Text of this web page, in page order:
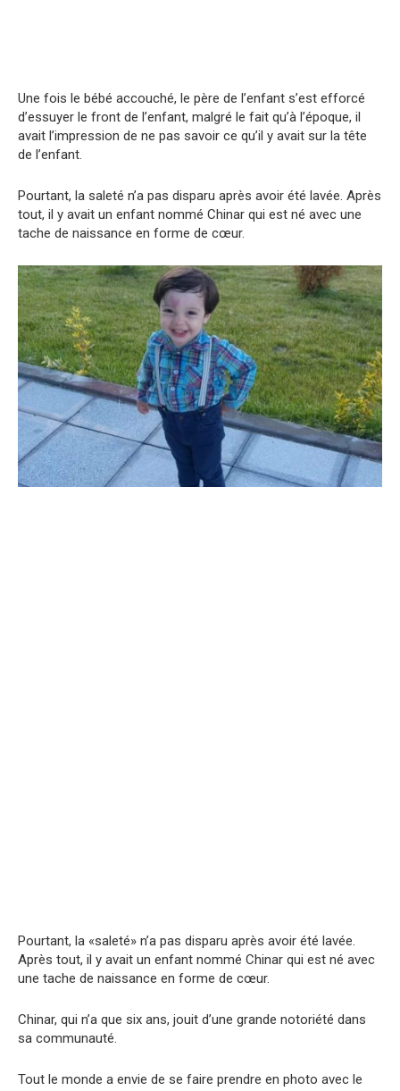
Une fois le bébé accouché, le père de l’enfant s’est efforcé
d’essuyer le front de l’enfant, malgré le fait qu’à l’époque, il
avait l’impression de ne pas savoir ce qu’il y avait sur la tête
de l’enfant.
Pourtant, la saleté n’a pas disparu après avoir été lavée. Après
tout, il y avait un enfant nommé Chinar qui est né avec une
tache de naissance en forme de cœur.
Pourtant, la «saleté» n’a pas disparu après avoir été lavée.
Après tout, il y avait un enfant nommé Chinar qui est né avec
une tache de naissance en forme de cœur.
Chinar, qui n’a que six ans, jouit d’une grande notoriété dans
sa communauté.
Tout le monde a envie de se faire prendre en photo avec le